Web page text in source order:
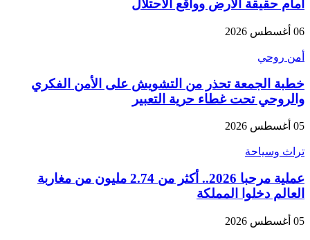
أمام حقيقة الأرض وواقع الاحتلال
06 أغسطس 2026
أمن روحي
خطبة الجمعة تحذر من التشويش على الأمن الفكري
والروحي تحت غطاء حرية التعبير
05 أغسطس 2026
تراث وسياحة
عملية مرحبا 2026.. أكثر من 2.74 مليون من مغاربة
العالم دخلوا المملكة
05 أغسطس 2026